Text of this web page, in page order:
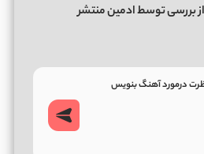
بررسی توسط ادمین منتشر